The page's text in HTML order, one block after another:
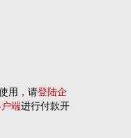
用，请登陆企
端进行付款开